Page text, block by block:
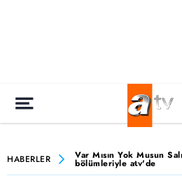
HABERLER Var Mısın Yok Musun
bölümleriyle atv'de